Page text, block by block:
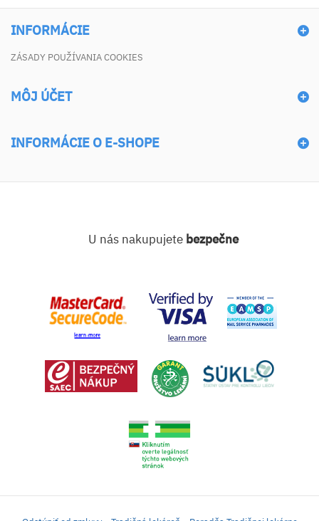
INFORMÁCIE
ZÁSADY POUŽÍVANIA COOKIES
MÔJ ÚČET
INFORMÁCIE O E-SHOPE
U nás nakupujete bezpečne